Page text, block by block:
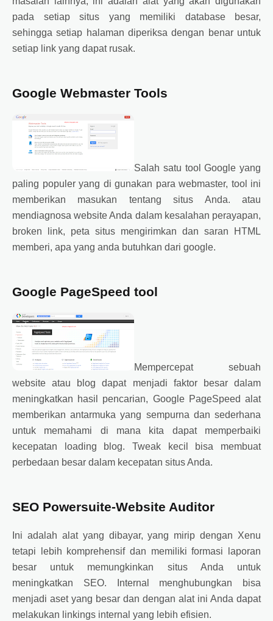
pada setiap situs yang memiliki database besar,
sehingga setiap halaman diperiksa dengan benar untuk
setiap link yang dapat rusak.
Google Webmaster Tools
Salah satu tool Google yang
paling populer yang di gunakan para webmaster, tool ini
memberikan masukan tentang situs Anda. atau
mendiagnosa website Anda dalam kesalahan perayapan,
broken link, peta situs mengirimkan dan saran HTML
memberi, apa yang anda butuhkan dari google.
Google PageSpeed ​​tool
Mempercepat sebuah
website atau blog dapat menjadi faktor besar dalam
meningkatkan hasil pencarian, Google PageSpeed ​​alat
memberikan antarmuka yang sempurna dan sederhana
untuk memahami di mana kita dapat memperbaiki
kecepatan loading blog. Tweak kecil bisa membuat
perbedaan besar dalam kecepatan situs Anda.
SEO Powersuite-Website Auditor
Ini adalah alat yang dibayar, yang mirip dengan Xenu
tetapi lebih komprehensif dan memiliki formasi laporan
besar untuk memungkinkan situs Anda untuk
meningkatkan SEO. Internal menghubungkan bisa
menjadi aset yang besar dan dengan alat ini Anda dapat
melakukan linkings internal yang lebih efisien.